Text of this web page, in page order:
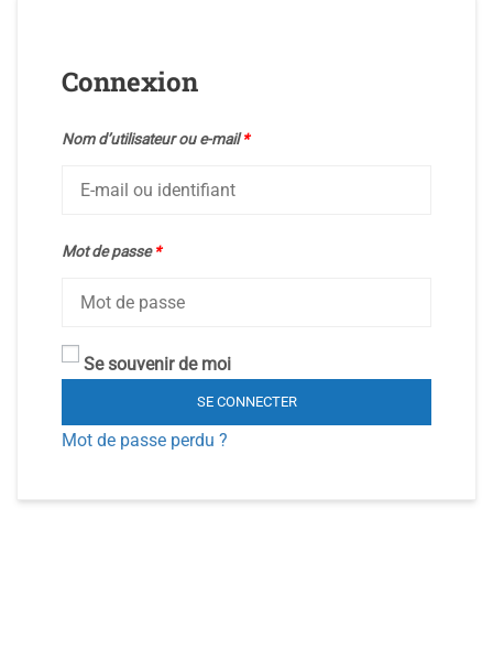
Connexion
Nom d’utilisateur ou e-mail*
Mot de passe*
Se souvenir de moi
SE CONNECTER
Mot de passe perdu ?